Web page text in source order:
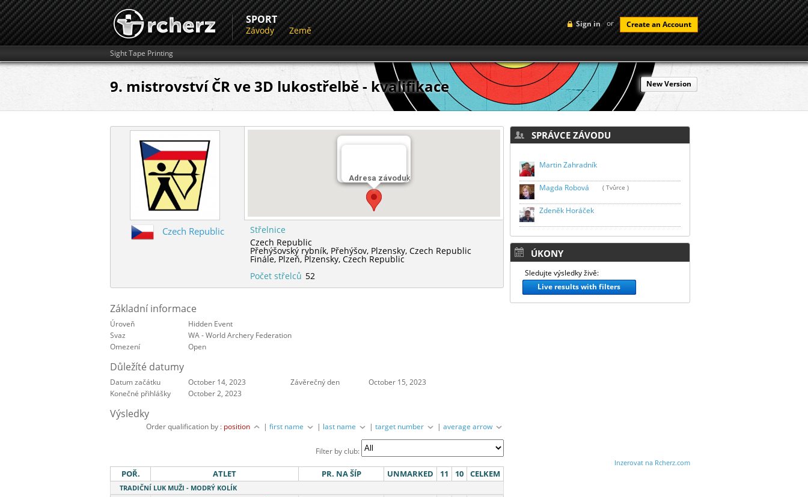
Sign in or Create an Account
SPORT
Závody Země
Sight Tape Printing
9. mistrovství ČR ve 3D lukostřelbě - kvalifikace New Version
Adresa závodu
Přehýšovský rybník
Czech Republic
Střelnice
Czech Republic
Přehýšovský rybník, Přehýšov, Plzensky,Czech Republic
Finále, Plzeň, Plzensky,Czech Republic
Počet střelců 52
Základní informace
Úroveň
Hidden Event
Svaz
WA - World Archery Federation
Omezení
Open
Důležíté datumy
Datum začátku October 14, 2023 Závěrečný den
October 15, 2023
Konečné přihlášky
October 2, 2023
Výsledky
Order qualification by : position |first name | last name |target number |average arrow
Filter by club:
POŘ. ATLET PR. NA ŠÍP UNMARKED 11 10 CELKEM
TRADIČNÍ LUK MUŽI - MODRÝ KOLÍK
SPRÁVCE ZÁVODU
Martin Zahradník
Magda Robová ( Tvůrce )
Zdeněk Horáček
ÚKONY
Sledujte výsledky živě:
Live results with filters
Inzerovat na Rcherz.com